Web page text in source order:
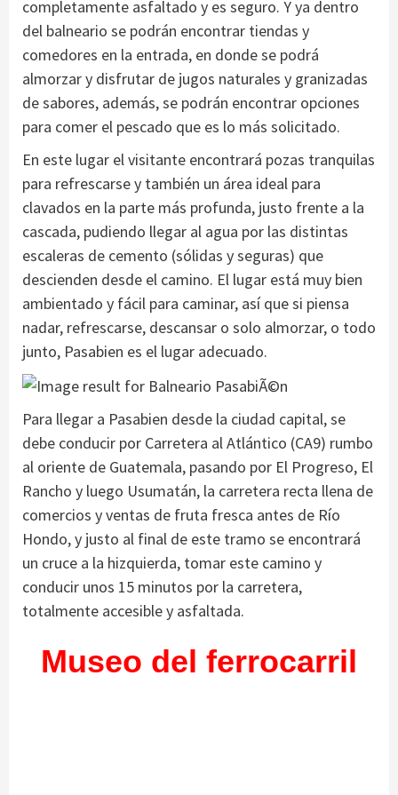
completamente asfaltado y es seguro. Y ya dentro
del balneario se podrán encontrar tiendas y
comedores en la entrada, en donde se podrá
almorzar y disfrutar de jugos naturales y granizadas
de sabores, además, se podrán encontrar opciones
para comer el pescado que es lo más solicitado.
En este lugar el visitante encontrará pozas tranquilas
para refrescarse y también un área ideal para
clavados en la parte más profunda, justo frente a la
cascada, pudiendo llegar al agua por las distintas
escaleras de cemento (sólidas y seguras) que
descienden desde el camino. El lugar está muy bien
ambientado y fácil para caminar, así que si piensa
nadar, refrescarse, descansar o solo almorzar, o todo
junto, Pasabien es el lugar adecuado.
Para llegar a Pasabien desde la ciudad capital, se
debe conducir por Carretera al Atlántico (CA9) rumbo
al oriente de Guatemala, pasando por El Progreso, El
Rancho y luego Usumatán, la carretera recta llena de
comercios y ventas de fruta fresca antes de Río
Hondo, y justo al final de este tramo se encontrará
un cruce a la hizquierda, tomar este camino y
conducir unos 15 minutos por la carretera,
totalmente accesible y asfaltada.
Museo del ferrocarril